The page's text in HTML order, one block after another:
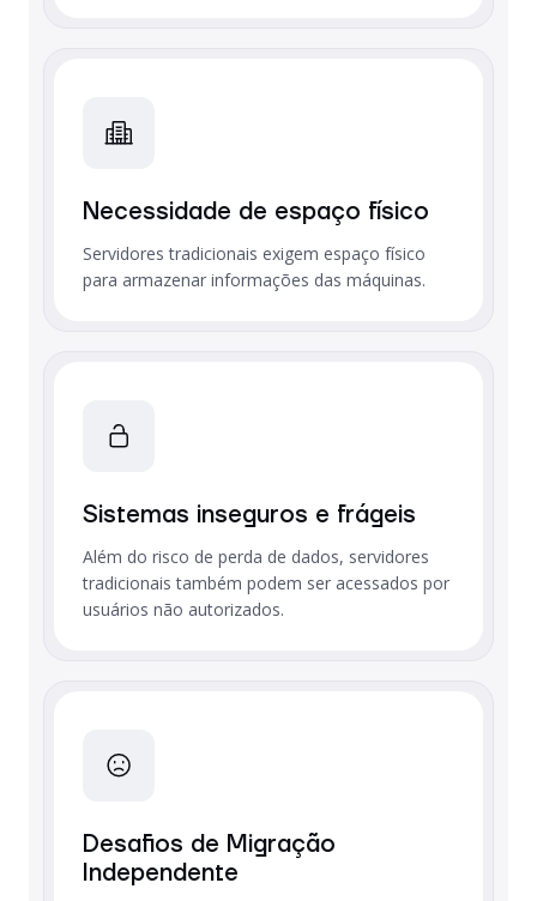
Necessidade de espaço físico
Servidores tradicionais exigem espaço físico
para armazenar informações das máquinas.
Sistemas inseguros e frágeis
Além do risco de perda de dados, servidores
tradicionais também podem ser acessados por
usuários não autorizados.
Desafios de Migração
Independente